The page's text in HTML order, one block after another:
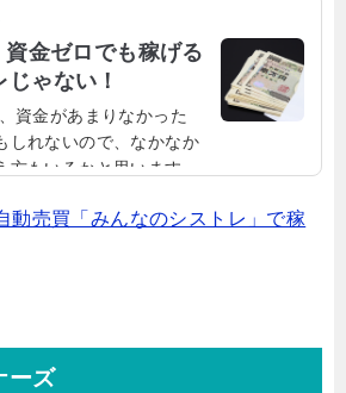
資金ゼロでも稼げる
ゃない！
資金があまりなかった
しれないので、なかなか
もいるかと思います。
ら始められる方法につい
います。0円からFX！資金
！『お金がないとFXは始
せん。しかし！FXは、あ
お金をかけずに、0円か
動売買「みんなのシストレ」で稼
ーズ